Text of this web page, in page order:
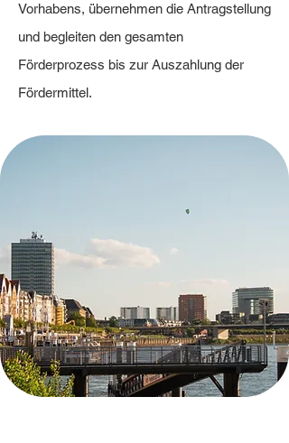
Vorhabens, übernehmen die Antragstellung
und begleiten den gesamten
Förderprozess bis zur Auszahlung der
Fördermittel.